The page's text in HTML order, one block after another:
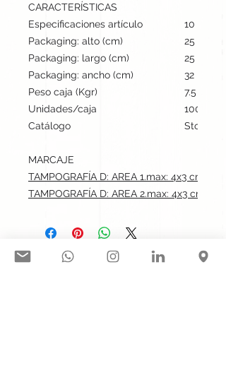
CARACTERÍSTICAS
Especificaciones artículo
10 cm /
Packaging: alto (cm)
25
Packaging: largo (cm)
25
Packaging: ancho (cm)
32
Peso caja (Kgr)
7.5
Unidades/caja
100
Catálogo
Stock
MARCAJE
TAMPOGRAFÍA D: AREA 1.max: 4x3 cm
TAMPOGRAFÍA D: AREA 2.max: 4x3 cm
Síguenos en nuestras redes